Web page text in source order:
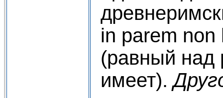
in parem non
(равный над
имеет).